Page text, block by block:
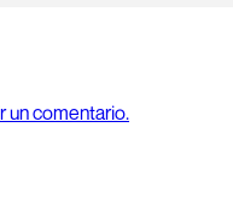
un comentario.